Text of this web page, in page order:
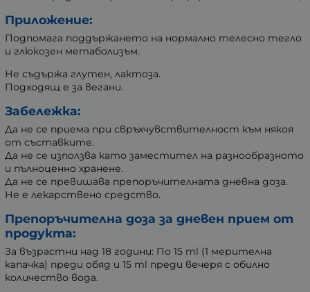
Приложение:
Подпомага поддържането на нормално телесно тегло
и глюкозен метаболизъм.
Не съдържа глутен, лактоза.
Подходящ е за вегани.
Забележка:
Да не се приема при свръхчувствителност към някоя
от съставките.
Да не се използва като заместител на разнообразното
и пълноценно хранене.
Да не се превишава препоръчителната дневна доза.
Не е лекарствено средство.
Препоръчителна доза за дневен прием от
продукта:
За възрастни над 18 години: По 15 ml (1 мерителна
капачка) преди обяд и 15 ml преди вечеря с обилно
количество вода.